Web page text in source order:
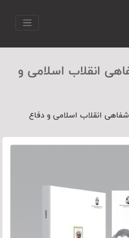
انقلاب اسلامی و
شفاهی انقلاب اسلامی و دفاع